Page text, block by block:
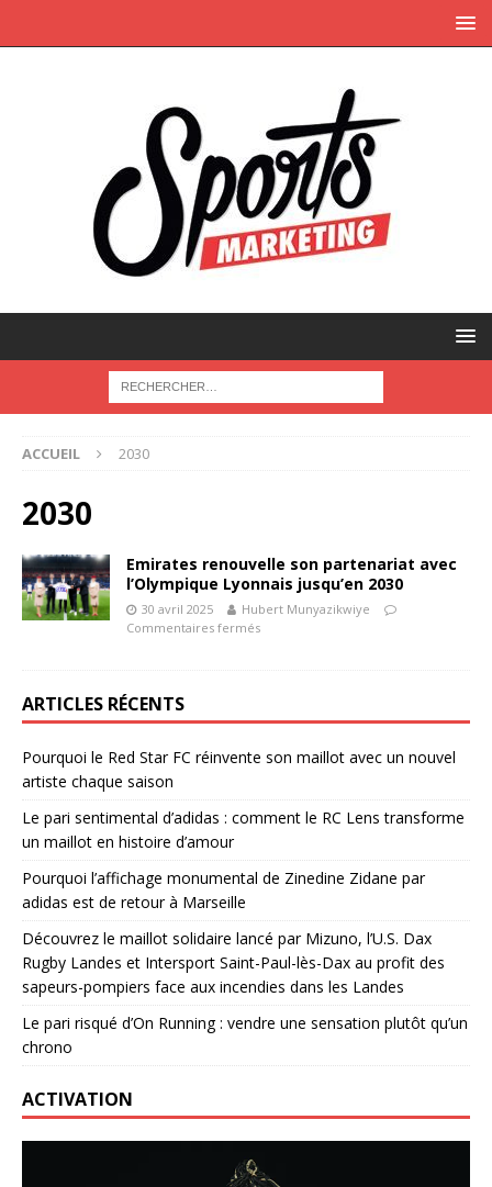
ACCUEIL 2030
2030
Emirates renouvelle son partenariat avec
l’Olympique Lyonnais jusqu’en 2030
30 avril 2025
Hubert Munyazikwiye
Commentaires fermés
ARTICLES RÉCENTS
Pourquoi le Red Star FC réinvente son maillot avec un nouvel
artiste chaque saison
Le pari sentimental d’adidas : comment le RC Lens transforme
un maillot en histoire d’amour
Pourquoi l’affichage monumental de Zinedine Zidane par
adidas est de retour à Marseille
Découvrez le maillot solidaire lancé par Mizuno, l’U.S. Dax
Rugby Landes et Intersport Saint-Paul-lès-Dax au profit des
sapeurs-pompiers face aux incendies dans les Landes
Le pari risqué d’On Running : vendre une sensation plutôt qu’un
chrono
ACTIVATION